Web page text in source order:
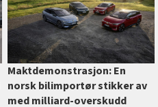
Maktdemonstrasjon: En
norsk bilimportør stikker av
med milliard-overskudd